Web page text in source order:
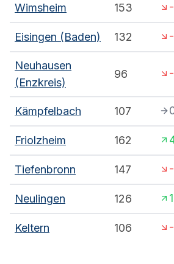
Wimsheim 153
Eisingen (Baden) 132
Neuhausen
(Enzkreis)
96
Kämpfelbach 107
Friolzheim 162
Tiefenbronn 147
Neulingen 126
Keltern 106